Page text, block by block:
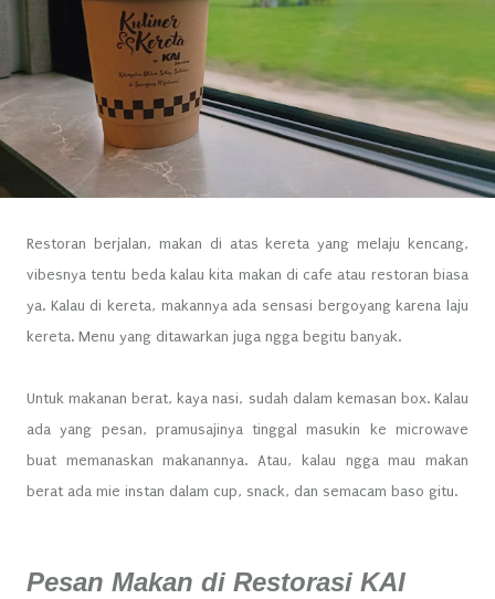
Restoran berjalan, makan di atas kereta yang melaju kencang,
vibesnya tentu beda kalau kita makan di cafe atau restoran biasa
ya. Kalau di kereta, makannya ada sensasi bergoyang karena laju
kereta. Menu yang ditawarkan juga ngga begitu banyak.
Untuk makanan berat, kaya nasi, sudah dalam kemasan box. Kalau
ada yang pesan, pramusajinya tinggal masukin ke microwave
buat memanaskan makanannya. Atau, kalau ngga mau makan
berat ada mie instan dalam cup, snack, dan semacam baso gitu.
Pesan Makan di Restorasi KAI